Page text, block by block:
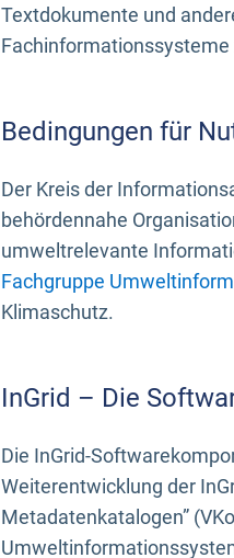
Textdokumente und
Fachinformationssysteme
Bedingungen für
Der Kreis der
behördennahe
umweltrelevante
Fachgruppe
Klimaschutz.
InGrid – Die
Die InGrid-
Weiterentwicklung der
Metadatenkatalogen”